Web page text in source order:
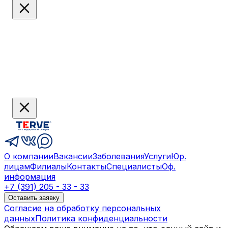
О компанииВакансииЗаболеванияУслугиЮр.
лицамФилиалыКонтактыСпециалистыОф.
информация
+7 (391) 205 - 33 - 33
Оставить заявку
Согласие на обработку персональных
данныхПолитика конфиденциальности